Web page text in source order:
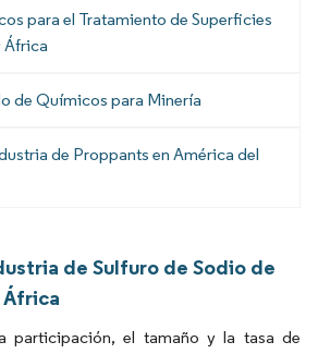
para el Tratamiento de Superficies
África
de Químicos para Minería
de Proppants en América del
de Sulfuro de Sodio de
participación, el tamaño y la tasa de